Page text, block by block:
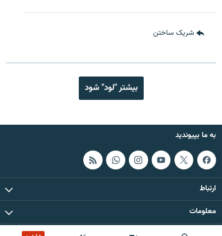
شریک ساختن
بیشتر "لود" شود
به ما بپیوندید
ارتباط
معلومات